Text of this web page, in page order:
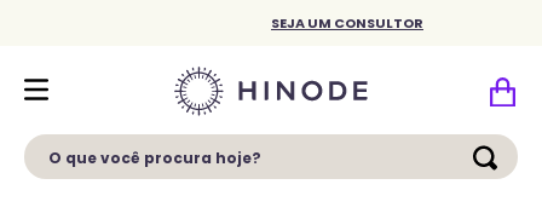
SEJA UM CONSULTOR
O que você procura hoje?